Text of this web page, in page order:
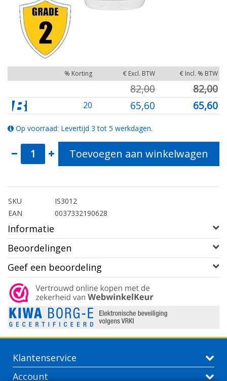
% Korting € Excl. BTW € Incl. % BTW
82,00 82,00
20 65,60 65,60
Op voorraad: Levertijd 3 tot 5 werkdagen.
Toevoegen aan winkelwagen
SKU
IS3012
EAN
0037332190628
Informatie
Beoordelingen
Geef een beoordeling
Klantenservice
Account